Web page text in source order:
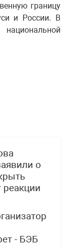
границу
и России. В
о
реакции
- БЭБ